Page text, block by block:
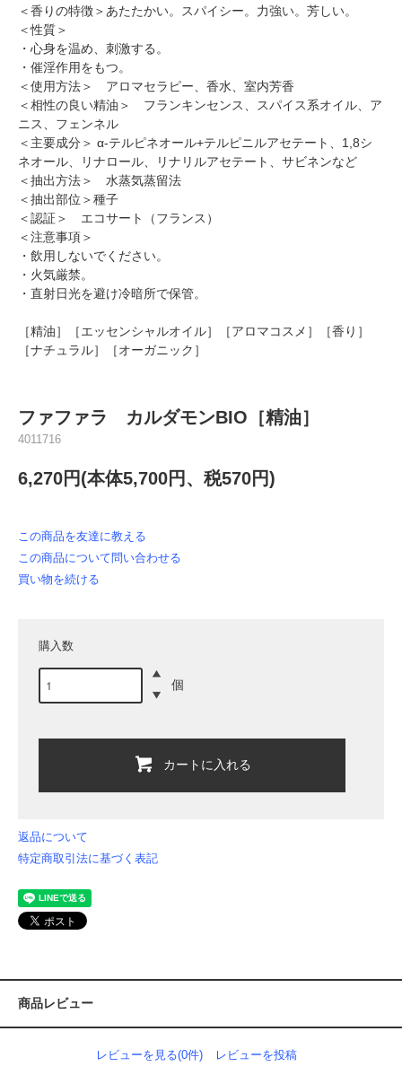
＜香りの特徴＞あたたかい。スパイシー。力強い。芳しい。
＜性質＞
・心身を温め、刺激する。
・催淫作用をもつ。
＜使用方法＞ アロマセラピー、香水、室内芳香
＜相性の良い精油＞ フランキンセンス、スパイス系オイル、ア
ニス、フェンネル
＜主要成分＞ α-テルピネオール+テルピニルアセテート、1,8シ
ネオール、リナロール、リナリルアセテート、サビネンなど
＜抽出方法＞ 水蒸気蒸留法
＜抽出部位＞種子
＜認証＞ エコサート（フランス）
＜注意事項＞
・飲用しないでください。
・火気厳禁。
・直射日光を避け冷暗所で保管。
［精油］［エッセンシャルオイル］［アロマコスメ］［香り］
［ナチュラル］［オーガニック］
ファファラ カルダモンBIO［精油］
4011716
6,270円(本体5,700円、税570円)
この商品を友達に教える
この商品について問い合わせる
買い物を続ける
購入数
個
カートに入れる
返品について
特定商取引法に基づく表記
商品レビュー
レビューを見る(0件) レビューを投稿